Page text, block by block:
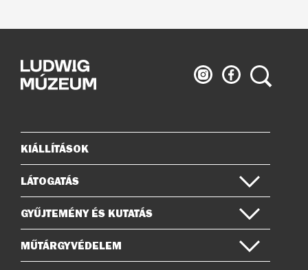
Ludwig
Múzeum
Ludwig
Múzeum
Keresés
Oldaltérkép
KIÁLLÍTÁSOK
LÁTOGATÁS
GYŰJTEMÉNY ÉS KUTATÁS
MŰTÁRGYVÉDELEM